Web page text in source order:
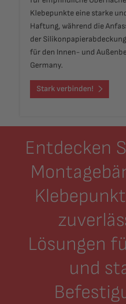
Klebepunkte eine starke
Haftung, während die
der
für den Innen- und
Germany.
Stark verbinden!
Entdecken
Lösungen
und